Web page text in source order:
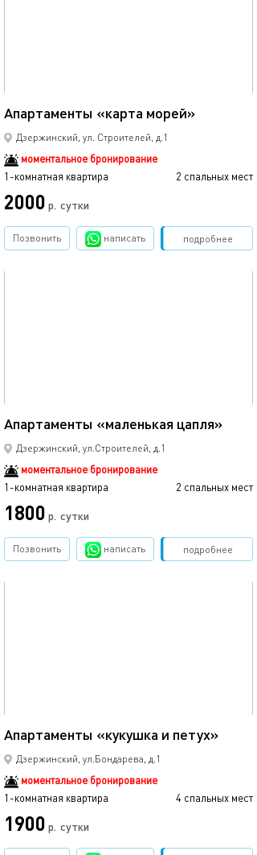
Апартаменты «карта морей»
Дзержинский, ул. Строителей, д.1
моментальное бронирование
1-комнатная квартира
2 спальных мест
2000 р. сутки
подробнее
Позвонить написать Забронировать
Апартаменты «маленькая цапля»
Дзержинский, ул.Строителей, д.1
моментальное бронирование
1-комнатная квартира
2 спальных мест
1800 р. сутки
подробнее
Позвонить написать Забронировать
Апартаменты «кукушка и петух»
Дзержинский, ул.Бондарева, д.1
моментальное бронирование
1-комнатная квартира
4 спальных мест
1900 р. сутки